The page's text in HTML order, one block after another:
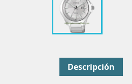
Descripción